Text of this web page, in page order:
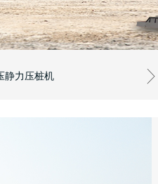
静力压桩机